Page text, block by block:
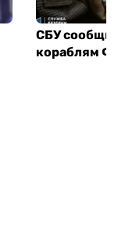
СБУ
кораблям